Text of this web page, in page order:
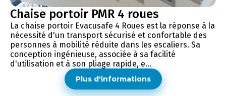
Chaise portoir PMR 4 roues
La chaise portoir Evacusafe 4 Roues est la réponse à la
nécessité d'un transport sécurisé et confortable des
personnes à mobilité réduite dans les escaliers. Sa
conception ingénieuse, associée à sa facilité
d'utilisation et à son pliage rapide, e...
Plus d'informations